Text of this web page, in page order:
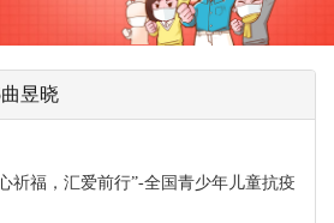
曲昱晓
祈福，汇爱前行”-全国青少年儿童抗疫